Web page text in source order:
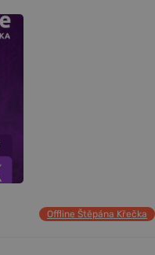
Offline Štěpána Křečka